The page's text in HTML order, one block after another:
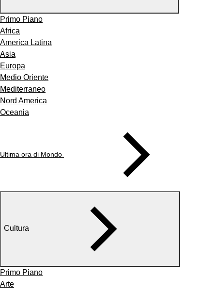
Primo Piano
Africa
America Latina
Asia
Europa
Medio Oriente
Mediterraneo
Nord America
Oceania
Ultima ora di Mondo
Cultura
Primo Piano
Arte